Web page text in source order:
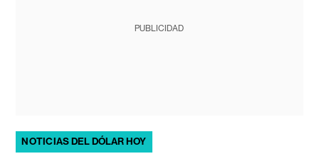
PUBLICIDAD
NOTICIAS DEL DÓLAR HOY